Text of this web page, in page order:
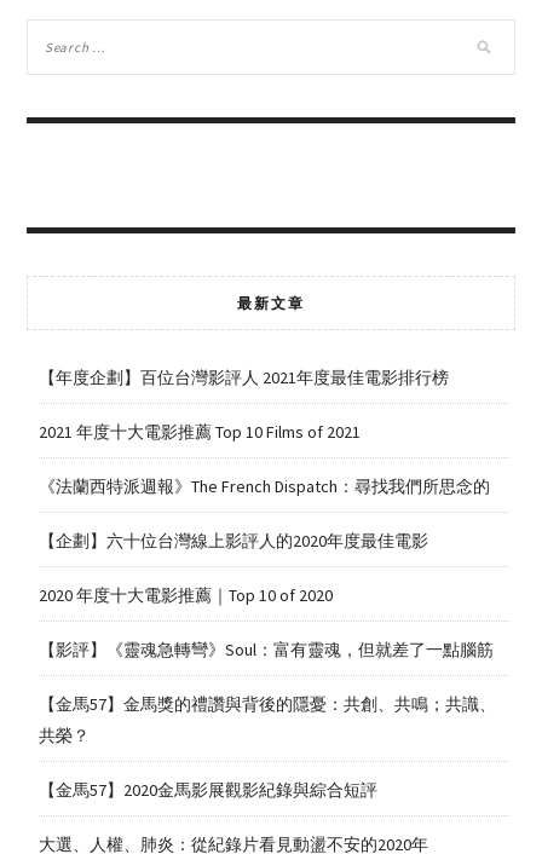
最新文章
【年度企劃】百位台灣影評人 2021年度最佳電影排行榜
2021 年度十大電影推薦 Top 10 Films of 2021
《法蘭西特派週報》The French Dispatch：尋找我們所思念的
【企劃】六十位台灣線上影評人的2020年度最佳電影
2020 年度十大電影推薦｜Top 10 of 2020
【影評】《靈魂急轉彎》Soul：富有靈魂，但就差了一點腦筋
【金馬57】金馬獎的禮讚與背後的隱憂：共創、共鳴；共識、
共榮？
【金馬57】2020金馬影展觀影紀錄與綜合短評
大選、人權、肺炎：從紀錄片看見動盪不安的2020年